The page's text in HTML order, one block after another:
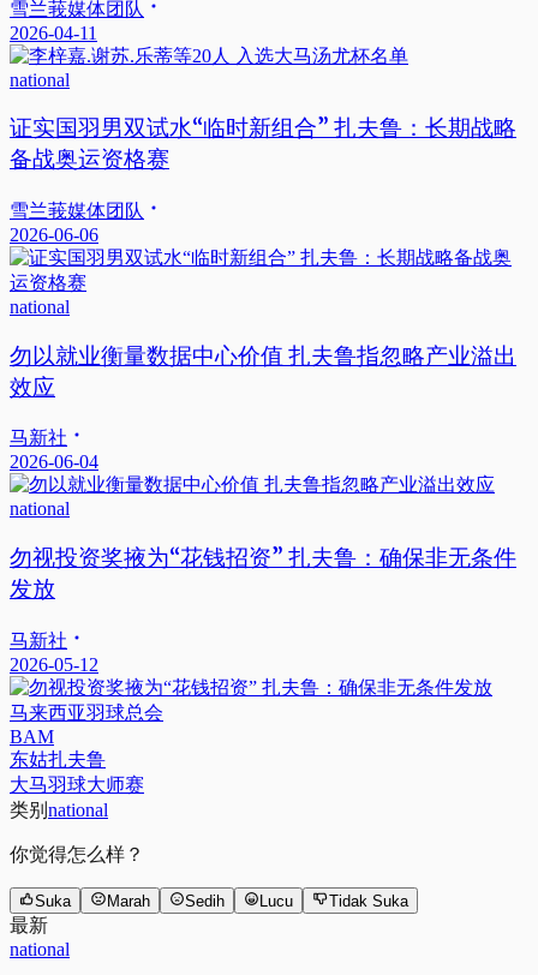
雪兰莪媒体团队
2026-04-11
national
证实国羽男双试水“临时新组合” 扎夫鲁：长期战略
备战奥运资格赛
雪兰莪媒体团队
2026-06-06
national
勿以就业衡量数据中心价值 扎夫鲁指忽略产业溢出
效应
马新社
2026-06-04
national
勿视投资奖掖为“花钱招资” 扎夫鲁：确保非无条件
发放
马新社
2026-05-12
马来西亚羽球总会
BAM
东姑扎夫鲁
大马羽球大师赛
类别 national
你觉得怎么样？
Suka Marah Sedih Lucu Tidak Suka
最新
national